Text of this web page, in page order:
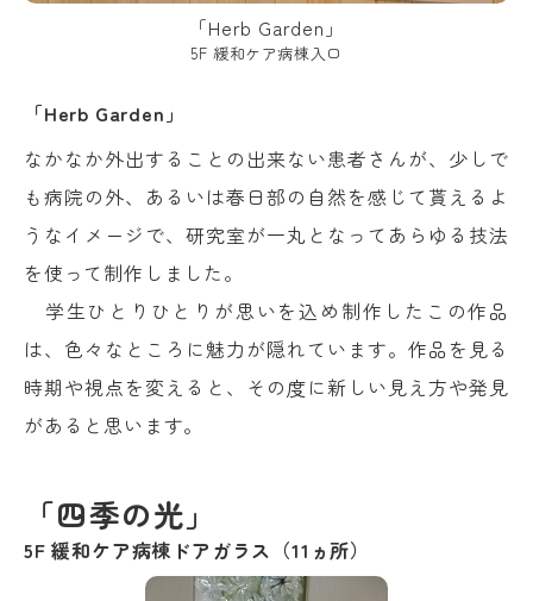
「Herb Garden」
5F 緩和ケア病棟入口
「Herb Garden」
なかなか外出することの出来ない患者さんが、少しで
も病院の外、あるいは春日部の自然を感じて貰えるよ
うなイメージで、研究室が一丸となってあらゆる技法
を使って制作しました。
学生ひとりひとりが思いを込め制作したこの作品
は、色々なところに魅力が隠れています。作品を見る
時期や視点を変えると、その度に新しい見え方や発見
があると思います。
「四季の光」
5F 緩和ケア病棟ドアガラス（11ヵ所）